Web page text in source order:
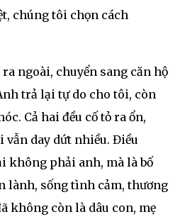
chúng tôi chọn cách
ngoài, chuyển sang căn hộ
trả lại tự do cho tôi, còn
Cả hai đều cố tỏ ra ổn,
day dứt nhiều. Điều
không phải anh, mà là bố
lành, sống tình cảm, thương
không còn là dâu con, mẹ